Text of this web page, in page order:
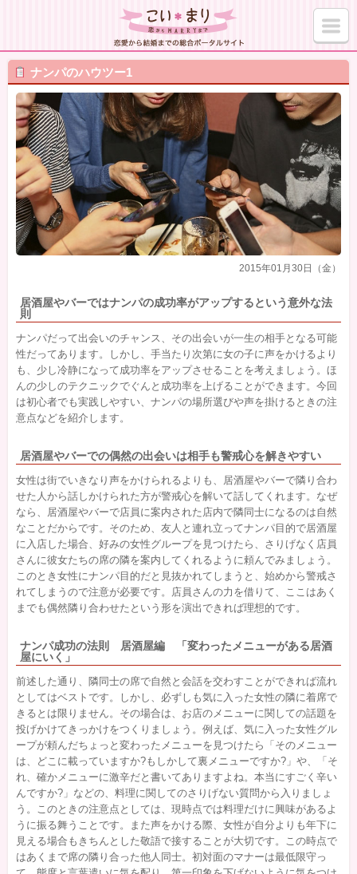
ナンパのハウツー1
2015年01月30日（金）
居酒屋やバーではナンパの成功率がアップするという意外な法
則
ナンパだって出会いのチャンス、その出会いが一生の相手となる可能
性だってあります。しかし、手当たり次第に女の子に声をかけるより
も、少し冷静になって成功率をアップさせることを考えましょう。ほ
んの少しのテクニックでぐんと成功率を上げることができます。今回
は初心者でも実践しやすい、ナンパの場所選びや声を掛けるときの注
意点などを紹介します。
居酒屋やバーでの偶然の出会いは相手も警戒心を解きやすい
女性は街でいきなり声をかけられるよりも、居酒屋やバーで隣り合わ
せた人から話しかけられた方が警戒心を解いて話してくれます。なぜ
なら、居酒屋やバーで店員に案内された店内で隣同士になるのは自然
なことだからです。そのため、友人と連れ立ってナンパ目的で居酒屋
に入店した場合、好みの女性グループを見つけたら、さりげなく店員
さんに彼女たちの席の隣を案内してくれるように頼んでみましょう。
このとき女性にナンパ目的だと見抜かれてしまうと、始めから警戒さ
れてしまうので注意が必要です。店員さんの力を借りて、ここはあく
までも偶然隣り合わせたという形を演出できれば理想的です。
ナンパ成功の法則 居酒屋編 「変わったメニューがある居酒
屋にいく」
前述した通り、隣同士の席で自然と会話を交わすことができれば流れ
としてはベストです。しかし、必ずしも気に入った女性の隣に着席で
きるとは限りません。その場合は、お店のメニューに関しての話題を
投げかけてきっかけをつくりましょう。例えば、気に入った女性グル
ープが頼んだちょっと変わったメニューを見つけたら「そのメニュー
は、どこに載っていますか?もしかして裏メニューですか?」や、「そ
れ、確かメニューに激辛だと書いてありますよね。本当にすごく辛い
んですか?」などの、料理に関してのさりげない質問から入りましょ
う。このときの注意点としては、現時点では料理だけに興味があるよ
うに振る舞うことです。また声をかける際、女性が自分よりも年下に
見える場合もきちんとした敬語で接することが大切です。この時点で
はあくまで席の隣り合った他人同士。初対面のマナーは最低限守っ